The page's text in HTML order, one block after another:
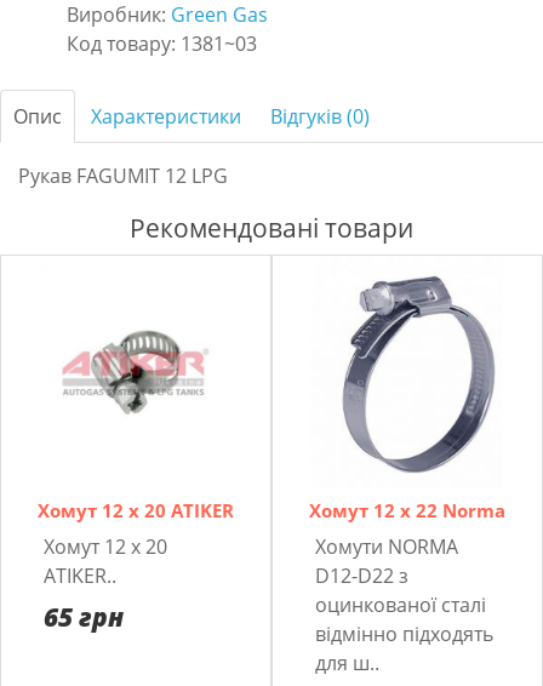
Виробник: Green Gas
Код товару: 1381~03
Опис Характеристики Відгуків (0)
Рукав FAGUMIT 12 LPG
Рекомендовані товари
Хомут 12 x 20 ATIKER
Хомут 12 x 20
ATIKER..
65 грн
Хомут 12 x 22 Norma
Хомути NORMA
D12-D22 з
оцинкованої сталі
відмінно підходять
для ш..